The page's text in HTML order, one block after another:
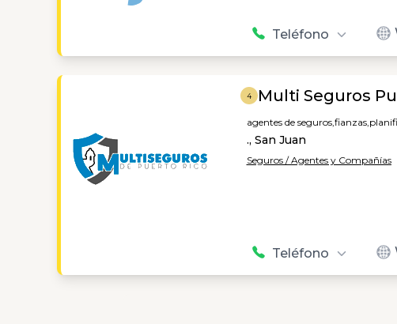
Teléfono
4 Multi Seguros
agentes de seguros,fianzas,
., San Juan
Seguros / Agentes y Compañías
Teléfono